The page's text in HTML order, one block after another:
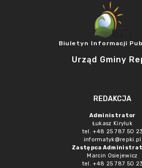
Biuletyn Informacji
Urząd Gminy
REDAKCJA
Administrator
Łukasz Kiryluk
tel. +48 25 787 50 23
informatyk@repki.pl
Zastępca
Marcin Osiejewicz
tel. +48 25 787 50 23